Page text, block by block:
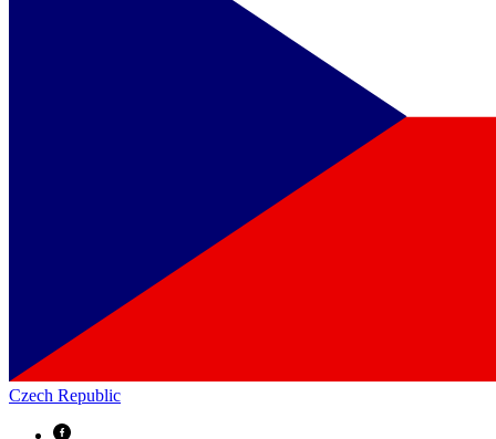
Czech Republic